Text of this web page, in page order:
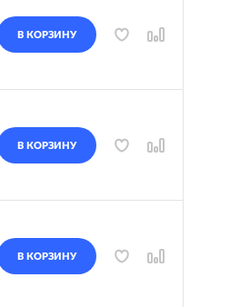
В КОРЗИНУ
В КОРЗИНУ
В КОРЗИНУ